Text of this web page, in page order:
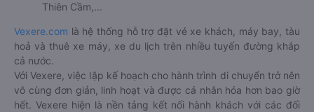
Thiên Cầm,...
Vexere.com là hệ thống hỗ trợ đặt vé xe khách, máy bay, tàu
hoả và thuê xe máy, xe du lịch trên nhiều tuyến đường khắp
cả nước.
Với Vexere, việc lập kế hoạch cho hành trình di chuyển trở nên
vô cùng đơn giản, linh hoạt và được cá nhân hóa hơn bao giờ
hết. Vexere hiện là nền tảng kết nối hành khách với các đối